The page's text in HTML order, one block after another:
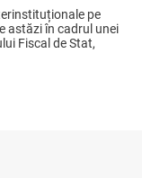
la contractele
părțile
Finanțelor
pe
astăzi în cadrul unei
Fiscal de Stat,